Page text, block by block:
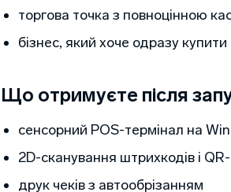
торгова точка з повноцінною
бізнес, який хоче одразу
Що отримуєте після
сенсорний POS-термінал на
2D-сканування штрихкодів і
друк чеків з автообрізанням